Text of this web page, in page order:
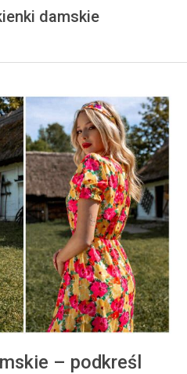
damskie
– podkreśl